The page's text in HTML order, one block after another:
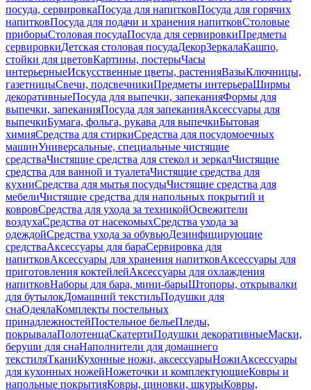
посуда, сервировкаПосуда для напитковПосуда для горячих
напитковПосуда для подачи и хранения напитковСтоловые
приборыСтоловая посудаПосуда для сервировкиПредметы
сервировкиДетская столовая посудаДекорЗеркалаКашпо,
стойки для цветовКартины, постерыЧасы
интерьерныеИскусственные цветы, растенияВазыКлючницы,
газетницыСвечи, подсвечникиПредметы интерьераШирмы
декоративныеПосуда для выпечки, запеканияФормы для
выпечки, запеканияПосуда для запеканияАксессуары для
выпечкиБумага, фольга, рукава для выпечкиБытовая
химияСредства для стиркиСредства для посудомоечных
машинУниверсальные, специальные чистящие
средстваЧистящие средства для стекол и зеркалЧистящие
средства для ванной и туалетаЧистящие средства для
кухниСредства для мытья посудыЧистящие средства для
мебелиЧистящие средства для напольных покрытий и
ковровСредства для ухода за техникойОсвежители
воздухаСредства от насекомыхСредства ухода за
одеждойСредства ухода за обувьюДезинфицирующие
средстваАксессуары для бараСервировка для
напитковАксессуары для хранения напитковАксессуары для
приготовления коктейлейАксессуары для охлаждения
напитковНаборы для бара, мини-барыШтопоры, открывалки
для бутылокДомашний текстильПодушки для
снаОдеялаКомплекты постельных
принадлежностейПостельное бельеПледы,
покрывалаПолотенцаСкатертиПодушки декоративныеМаски,
беруши для снаНаполнители для домашнего
текстиляТканиКухонные ножи, аксессуарыНожиАксессуары
для кухонных ножейНожеточки и комплектующиеКовры и
напольные покрытияКовры, циновки, шкурыКовры,